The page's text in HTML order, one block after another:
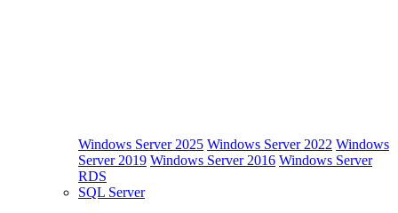
Windows Server 2025 Windows Server 2022 Windows
Server 2019 Windows Server 2016 Windows Server
RDS
SQL Server